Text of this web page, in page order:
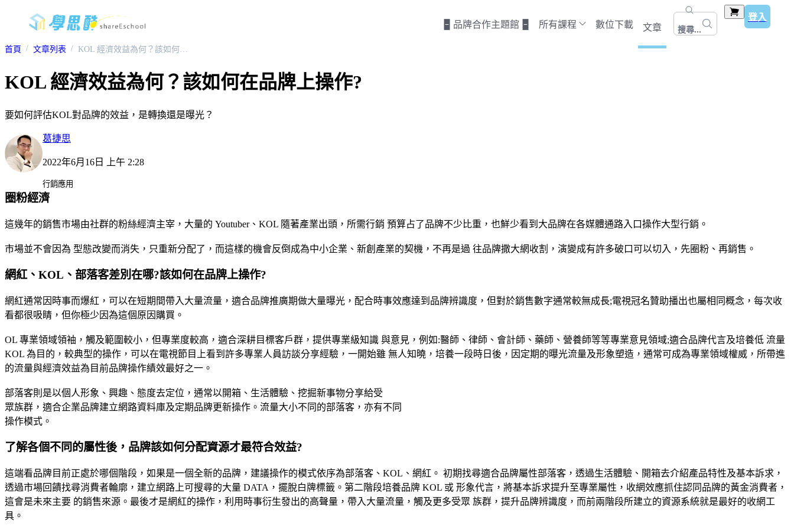
🁢 品牌合作主題館 🁢 所有課程 數位下載 文章 搜尋...
登入
首頁 文章列表 KOL 經濟效益為何？該如何在品牌上操作?
KOL 經濟效益為何？該如何在品牌上操作?
要如何評估KOL對品牌的效益，是轉換還是曝光？
葛捷思
2022年6月16日 上午 2:28
行銷應用
圈粉經濟
這幾年的銷售市場由社群的粉絲經濟主宰，大量的 Youtuber、KOL 隨著產業出頭，所需行銷 預算占了品牌不少比重，也鮮少看到大品牌在各媒體通路入口操作大型行銷。
市場並不會因為 型態改變而消失，只重新分配了，而這樣的機會反倒成為中小企業、新創產業的契機，不再是過 往品牌撒大網收割，演變成有許多破口可以切入，先圈粉、再銷售。
網紅、KOL、部落客差別在哪?該如何在品牌上操作?
網紅通常因時事而爆紅，可以在短期間帶入大量流量，適合品牌推廣期做大量曝光，配合時事效應達到品牌辨識度，但對於銷售數字通常較無成長;電視冠名贊助播出也屬相同概念，每次收
看都很吸睛，但你極少因為這個原因購買。
OL 專業領域領袖，觸及範圍較小，但專業度較高，適合深耕目標客戶群，提供專業級知識 與意見，例如:醫師、律師、會計師、藥師、營養師等等專業意見領域;適合品牌代言及培養低 流量
KOL 為目的，較典型的操作，可以在電視節目上看到許多專業人員訪談分享經驗，一開始雖 無人知曉，培養一段時日後，因定期的曝光流量及形象塑造，通常可成為專業領域權威，所帶進
的流量與經濟效益為目前品牌操作績效最好之一。
部落客則是以個人形象、興趣、態度去定位，通常以開箱、生活體驗、挖掘新事物分享給受
眾族群，適合企業品牌建立網路資料庫及定期品牌更新操作。流量大小不同的部落客，亦有不同
操作模式。
了解各個不同的屬性後，品牌該如何分配資源才最符合效益?
這端看品牌目前正處於哪個階段，如果是一個全新的品牌，建議操作的模式依序為部落客、KOL、網紅。 初期找尋適合品牌屬性部落客，透過生活體驗、開箱去介紹產品特性及基本訴求，
透過市場回饋找尋消費者輪廓，建立網路上可搜尋的大量 DATA，擺脫白牌標籤。第二階段培養品牌 KOL 或 形象代言，將基本訴求提升至專業屬性，收網效應抓住認同品牌的黃金消費者，
這會是未來主要 的銷售來源。最後才是網紅的操作，利用時事衍生發出的高聲量，帶入大量流量，觸及更多受眾 族群，提升品牌辨識度，而前兩階段所建立的資源系統就是最好的收網工
具。